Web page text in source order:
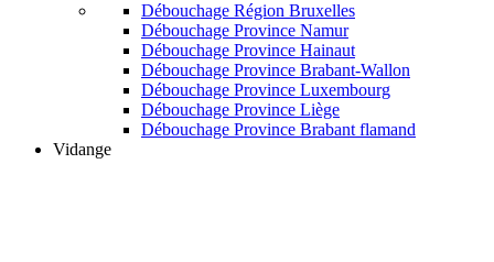
Débouchage Région Bruxelles
Débouchage Province Namur
Débouchage Province Hainaut
Débouchage Province Brabant-Wallon
Débouchage Province Luxembourg
Débouchage Province Liège
Débouchage Province Brabant flamand
Vidange